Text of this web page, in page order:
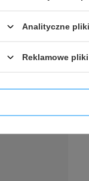
Analityczne
Reklamowe